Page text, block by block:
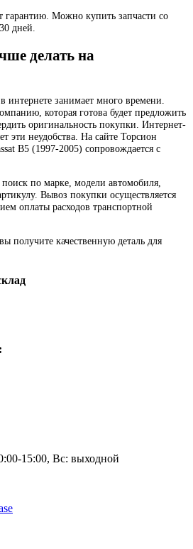
гарантию. Можно купить запчасти со
дней.
делать на
интернете занимает много времени.
которая готова будет предложить
оригинальность покупки. Интернет-
эти неудобства. На сайте Торсион
B5 (1997-2005) сопровождается с
по марке, модели автомобиля,
Вывоз покупки осуществляется
оплаты расходов транспортной
получите качественную деталь для
15:00, Вс: выходной